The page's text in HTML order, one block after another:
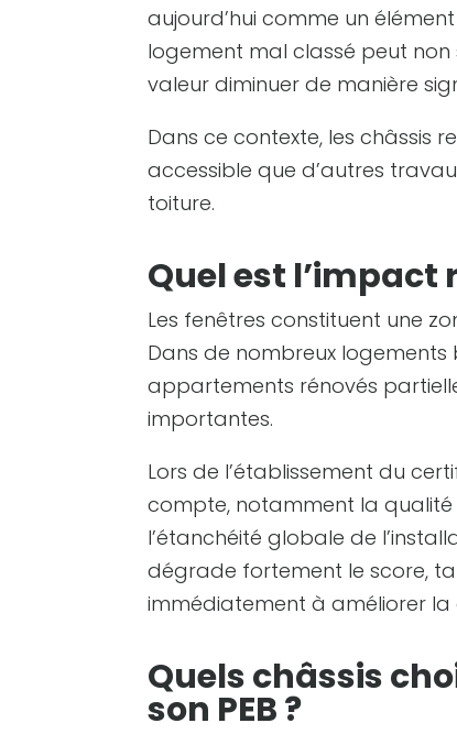
aujourd’hui comme un
logement mal classé peut
valeur diminuer de manière
Dans ce contexte, les châssis
accessible que d’autres
toiture.
Quel est l’impact
Les fenêtres constituent une
Dans de nombreux logements
appartements rénovés
importantes.
Lors de l’établissement du
compte, notamment la
l’étanchéité globale de
dégrade fortement le score,
immédiatement à améliorer la
Quels châssis
son PEB ?